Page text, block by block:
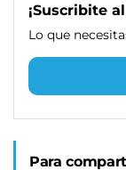
¡Suscribite
Lo que
Para